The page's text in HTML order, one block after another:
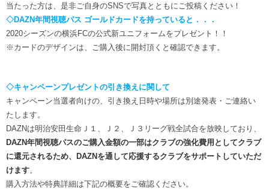
ゲームスチュワード
学生インターンシップ
サッカースクール
チアスクール
当たった方は、是非ご自身のSNSで写真とともにご投稿ください！
◇DAZN年間視聴パス ゴールドカードを持っていると．．．
2020シーズンの横浜FCの公式新ユニフォームをプレゼント！！
※カードのデザインは、ご購入後に開封頂くと確認できます。
◇キャンペーンプレゼントの引き換えに関して
キャンペーン当選者向けの、引き換え日時や場所は別途発表・ご連絡い
たします。
DAZNは明治安田生命Ｊ１、Ｊ２、Ｊ３リーグ戦全試合を放映しており、
DAZN年間視聴パスのご購入金額の一部はクラブの強化費用としてクラブ
に還元されるため、DAZNを通して応援するクラブをサポートしていただ
けます。
購入方法や特典詳細は下記の概要をご確認ください。